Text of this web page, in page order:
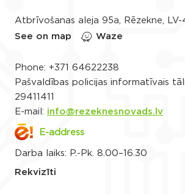
Atbrīvošanas aleja 95a, Rēzekne, LV-
See on map
Waze
Phone: +371 64622238
Pašvaldības policijas informatīvais
29411411
E-mail: info@rezeknesnovads.lv
E-address
Darba laiks: P.-Pk. 8.00–16.30
Rekvizīti